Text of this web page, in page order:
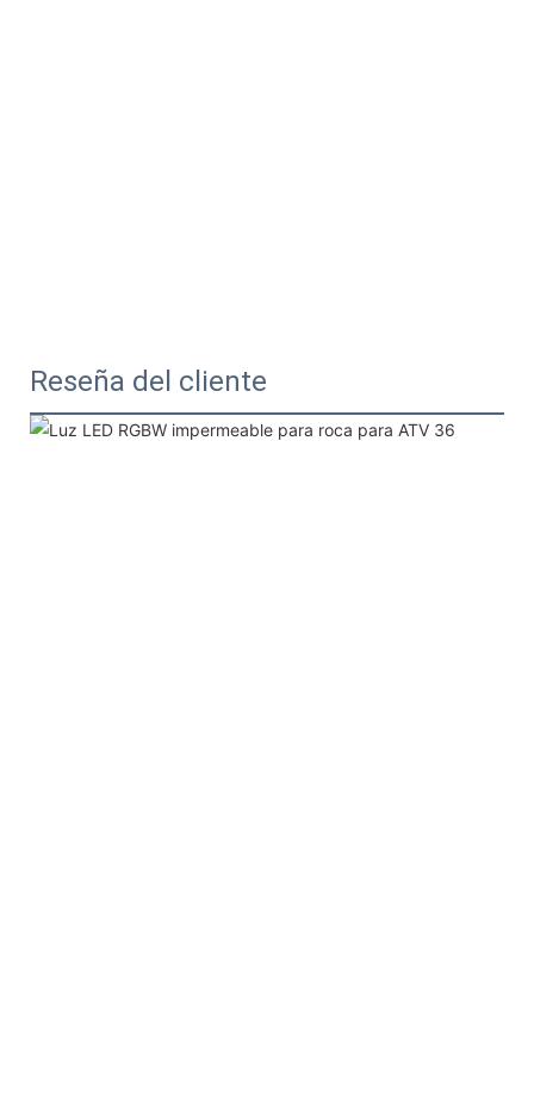
Reseña del cliente